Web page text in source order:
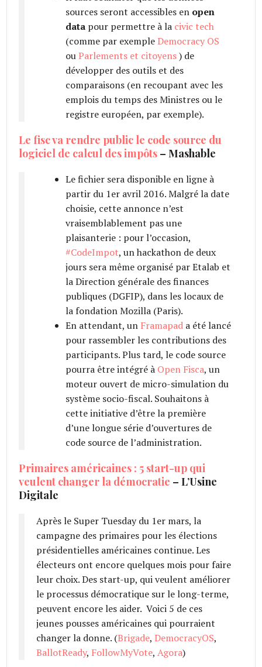
sources seront accessibles en open
data pour permettre à la civic tech
(comme par exempleDemocracy OS
ouParlements et citoyens) de
développer des outils et des
comparaisons (en recoupant avec les
emplois du temps des Ministres ou le
registre européen, par exemple).
Le fisc va rendre public le code source du
logiciel de calcul des impôts – Mashable
Le fichier sera disponible en ligne à
partir du 1er avril 2016. Malgré la date
choisie, cette annonce n’est
vraisemblablement pas une
plaisanterie : pour l’occasion,
#CodeImpot, un hackathon de deux
jours sera même organisé par Etalab et
la Direction générale des finances
publiques (DGFIP), dans les locaux de
la fondation Mozilla (Paris).
En attendant, un Framapad a été lancé
pour rassembler les contributions des
participants. Plus tard, le code source
pourra être intégré à Open Fisca, un
moteur ouvert de micro-simulation du
système socio-fiscal. Souhaitons à
cette initiative d’être la première
d’une longue série d’ouvertures de
code source de l’administration.
Primaires américaines : 5 start-up qui
veulent changer la démocratie – L’Usine
Digitale
Après le Super Tuesday du 1er mars, la
campagne des primaires pour les élections
présidentielles américaines continue. Les
électeurs ont encore quelques mois pour faire
leur choix. Des start-up, qui veulent améliorer
le processus démocratique sur le long-terme,
peuvent encore les aider. Voici 5 de ces
jeunes pousses américaines qui pourraient
changer la donne. (Brigade,DemocracyOS,
BallotReady, FollowMyVote,Agora)